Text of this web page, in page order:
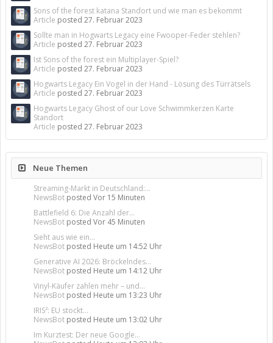
Sons of the forest katana Standort und wie man es bekommt
Article posted 27. Februar 2023
Sollte man in Hogwarts Legacy eine Fwooper-Feder stehlen?
Article posted 27. Februar 2023
Ist Sons of the forest ein Multiplayer-Spiel?
Article posted 27. Februar 2023
Hogwarts Legacy Ein Vogel in der Hand - Lösung des Türrätsels
Article posted 27. Februar 2023
Hogwarts Legacy Ghost of our Love Schwimmkerzen Karte
Standort
Article posted 27. Februar 2023
Neue Themen
Streaming-Markt in Deutschland:...
NewsBot posted Vor 15 Minuten
Battlefield 6: Die Anzahl der...
NewsBot posted Vor 45 Minuten
Sieht aus wie ein...
NewsBot posted Heute um 14:52 Uhr
Generative AI 2026: Bröckelndes...
NewsBot posted Heute um 14:12 Uhr
Vinyl-Käufer zahlen mehr – und...
NewsBot posted Heute um 13:23 Uhr
IRIS²: EU stockt...
NewsBot posted Heute um 13:02 Uhr
Im Kurztest: Der neue Google...